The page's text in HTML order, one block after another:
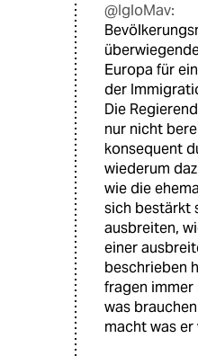
@IgloMav:
Europa für
der
Die
nur nicht
konsequent
wiederum
wie die
sich bestärkt
ausbreiten,
einer
beschrieben
fragen immer
was
macht was er